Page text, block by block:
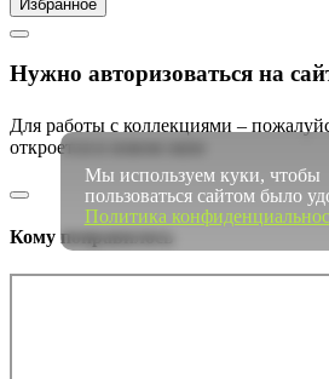
Избранное
Нужно авторизоваться на
Для работы с коллекциями –
откроется в новом окне
Кому понравилось
Мы используем куки, чтобы
пользоваться сайтом было
Политика